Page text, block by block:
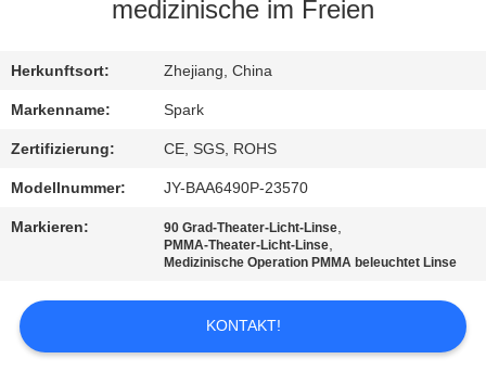
MIT
UNS
NEUIGKEITEN
RECHTSSACHEN
BITTE
UM
medizinische im Freien
Herkunftsort: Zhejiang, China
Markenname: Spark
Zertifizierung: CE, SGS, ROHS
Modellnummer: JY-BAA6490P-23570
Markieren: 90 Grad-Theater-Licht-Linse,
PMMA-Theater-Licht-Linse,
Medizinische Operation PMMA beleuchtet Linse
KONTAKT!